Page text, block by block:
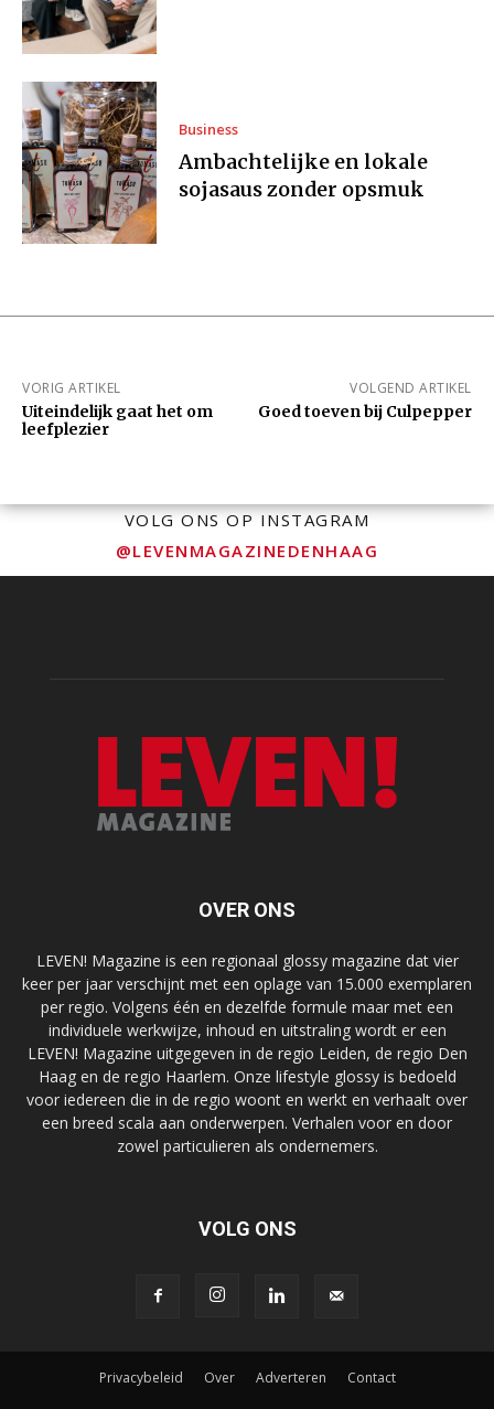
Business
Ambachtelijke en lokale
sojasaus zonder opsmuk
VORIG ARTIKEL
Uiteindelijk gaat het om
leefplezier
VOLGEND ARTIKEL
Goed toeven bij Culpepper
VOLG ONS OP INSTAGRAM
@LEVENMAGAZINEDENHAAG
OVER ONS
LEVEN! Magazine is een regionaal glossy magazine dat vier
keer per jaar verschijnt met een oplage van 15.000 exemplaren
per regio. Volgens één en dezelfde formule maar met een
individuele werkwijze, inhoud en uitstraling wordt er een
LEVEN! Magazine uitgegeven in de regio Leiden, de regio Den
Haag en de regio Haarlem. Onze lifestyle glossy is bedoeld
voor iedereen die in de regio woont en werkt en verhaalt over
een breed scala aan onderwerpen. Verhalen voor en door
zowel particulieren als ondernemers.
VOLG ONS
Privacybeleid Over Adverteren Contact